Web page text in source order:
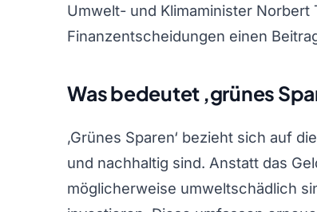
Umwelt- und Klimaminister
Finanzentscheidungen einen
Was bedeutet ‚grünes
‚Grünes Sparen‘ bezieht sich auf
und nachhaltig sind. Anstatt das
möglicherweise umweltschädlich